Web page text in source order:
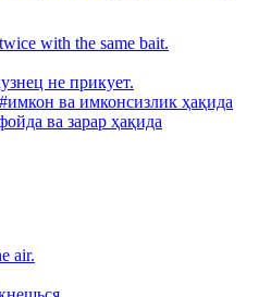
with the same bait.
не прикует.
#имкон ва имконсизлик ҳақида
ва зарар ҳақида
air.